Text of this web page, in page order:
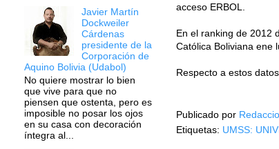
acceso ERBOL.
En el ranking de 2012
Católica Boliviana ene
Respecto a estos
Publicado por
Etiquetas: UMSS:
Javier Martín
Dockweiler
Cárdenas
presidente de la
Corporación de
Aquino Bolivia (Udabol)
No quiere mostrar lo bien
que vive para que no
piensen que ostenta, pero es
imposible no posar los ojos
en su casa con decoración
íntegra al...